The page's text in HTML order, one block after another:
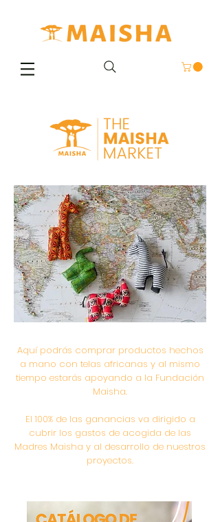
Aquí podrás comprar productos hechos
a mano con telas africanas y al mismo
tiempo estarás apoyando a la Fundación
Maisha.
El 100% de las ganancias va dirigido a
cubrir los gastos de acogida de las
Madres Maisha y al desarrollo de nuestros
proyectos.